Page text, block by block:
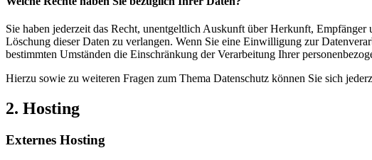
Sie haben jederzeit das Recht, unentgeltlich Auskunft über Herkunft,
Löschung dieser Daten zu verlangen. Wenn Sie eine Einwilligung zur
bestimmten Umständen die Einschränkung der Verarbeitung Ihrer
Hierzu sowie zu weiteren Fragen zum Thema Datenschutz können Sie sich
2. Hosting
Externes Hosting